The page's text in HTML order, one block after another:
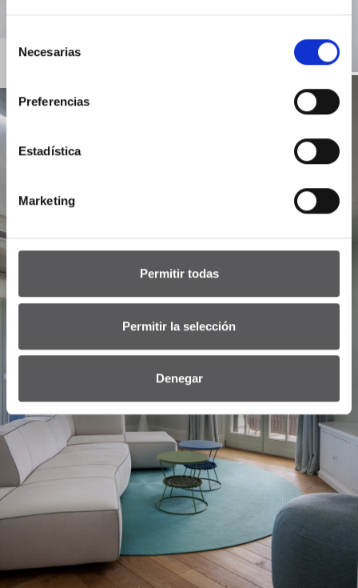
Necesarias
Preferencias
Estadística
Marketing
Permitir todas
Permitir la selección
Denegar